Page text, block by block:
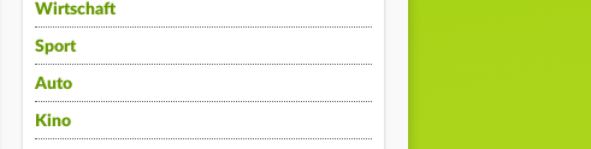
Wirtschaft
Sport
Auto
Kino